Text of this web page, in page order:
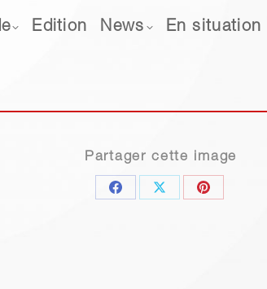
Edition News En situation
Partager cette image
Share Share Share
Edition News En situation